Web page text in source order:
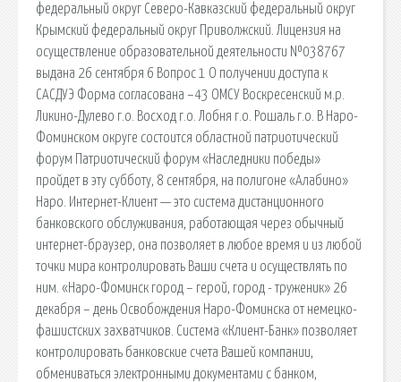
федеральный округ Северо-Кавказский федеральный округ
Крымский федеральный округ Приволжский. Лицензия на
осуществление образовательной деятельности №038767
выдана 26 сентября 6 Вопрос 1 О получении доступа к
САСДУЭ Форма согласована –43 ОМСУ Воскресенский м.р.
Ликино-Дулево г.о. Восход г.о. Лобня г.о. Рошаль г.о. В Наро-
Фоминском округе состоится областной патриотический
форум Патриотический форум «Наследники победы»
пройдет в эту субботу, 8 сентября, на полигоне «Алабино»
Наро. Интернет-Клиент — это система дистанционного
банковского обслуживания, работающая через обычный
интернет-браузер, она позволяет в любое время и из любой
точки мира контролировать Ваши счета и осуществлять по
ним. «Наро-Фоминск город – герой, город - труженик» 26
декабря – день Освобождения Наро-Фоминска от немецко-
фашистских захватчиков. Система «Клиент-Банк» позволяет
контролировать банковские счета Вашей компании,
обмениваться электронными документами с банком,